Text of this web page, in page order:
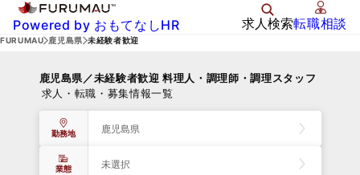
Powered by おもてなしHR 求人検索転職相談
FURUMAU 鹿児島県 未経験者歓迎
鹿児島県／未経験者歓迎 料理人・調理師・調理スタッフ
求人・転職・募集情報一覧
勤務地 鹿児島県
業態 未選択